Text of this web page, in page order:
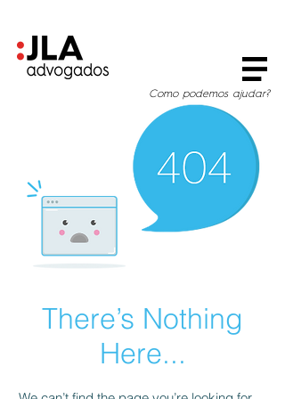
Como podemos ajudar?
There’s Nothing
Here...